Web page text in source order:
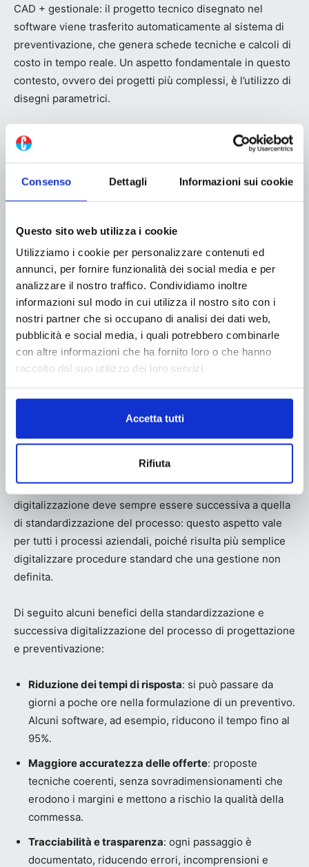
Consenso Dettagli Informazioni sui cookie
Questo sito web utilizza i cookie
Utilizziamo i cookie per personalizzare contenuti ed
annunci, per fornire funzionalità dei social media e per
analizzare il nostro traffico. Condividiamo inoltre
informazioni sul modo in cui utilizza il nostro sito con i
nostri partner che si occupano di analisi dei dati web,
pubblicità e social media, i quali potrebbero combinarle
con altre informazioni che ha fornito loro o che hanno
raccolto dal suo utilizzo dei loro servizi.
Accetta tutti
Rifiuta
CAD + gestionale: il progetto tecnico disegnato nel
software viene trasferito automaticamente al sistema di
preventivazione, che genera schede tecniche e calcoli di
costo in tempo reale. Un aspetto fondamentale in questo
contesto, ovvero dei progetti più complessi, è l’utilizzo di
disegni parametrici.
Questo riduce drasticamente i tempi e aumenta il numero
di offerte prodotte, senza la necessità di introdurre
I benefici: più efficienza, più margini, più valore per il
Implementare un processo di preventivazione
È molto importante tenere a mente che la fase di
digitalizzazione deve sempre essere successiva a quella
di standardizzazione del processo: questo aspetto vale
per tutti i processi aziendali, poiché risulta più semplice
digitalizzare procedure standard che una gestione non
definita.
Di seguito alcuni benefici della standardizzazione e
successiva digitalizzazione del processo di progettazione
e preventivazione:
Riduzione dei tempi di risposta: si può passare da
giorni a poche ore nella formulazione di un preventivo.
Alcuni software, ad esempio, riducono il tempo fino al
95%.
Maggiore accuratezza delle offerte: proposte
tecniche coerenti, senza sovradimensionamenti che
erodono i margini e mettono a rischio la qualità della
commessa.
Tracciabilità e trasparenza: ogni passaggio è
documentato, riducendo errori, incomprensioni e